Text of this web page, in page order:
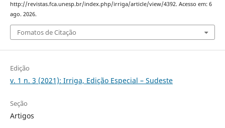
http://revistas.fca.unesp.br/index.php/irriga/article/view/4392. Acesso em: 6
ago. 2026.
Fomatos de Citação
Edição
v. 1 n. 3 (2021): Irriga, Edição Especial – Sudeste
Seção
Artigos